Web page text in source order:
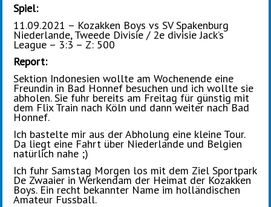
Spiel:
11.09.2021 – Kozakken Boys vs SV Spakenburg
Niederlande, Tweede Divisie / 2e divisie Jack’s
League – 3:3 – Z: 500
Report:
Sektion Indonesien wollte am Wochenende eine
Freundin in Bad Honnef besuchen und ich wollte sie
abholen. Sie fuhr bereits am Freitag für günstig mit
dem Flix Train nach Köln und dann weiter nach Bad
Honnef.
Ich bastelte mir aus der Abholung eine kleine Tour.
Da liegt eine Fahrt über Niederlande und Belgien
natürlich nahe ;)
Ich fuhr Samstag Morgen los mit dem Ziel Sportpark
De Zwaaier in Werkendam der Heimat der Kozakken
Boys. Ein recht bekannter Name im holländischen
Amateur Fussball.